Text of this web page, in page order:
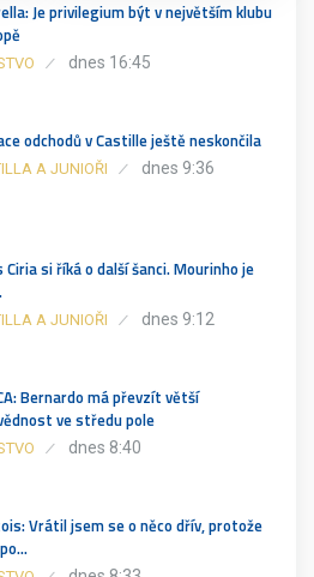
Je privilegium být v největším klubu
dnes 16:45
odchodů v Castille ještě neskončila
A JUNIOŘI dnes 9:36
Ciria si říká o další šanci. Mourinho je
A JUNIOŘI dnes 9:12
Bernardo má převzít větší
ve středu pole
dnes 8:40
Vrátil jsem se o něco dřív, protože